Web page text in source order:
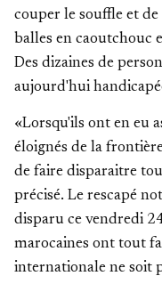
couper le souffle et de
balles en caoutchouc
Des dizaines de
aujourd'hui
«Lorsqu'ils ont en eu
éloignés de la
de faire disparaitre
précisé. Le rescapé
disparu ce vendredi
marocaines ont tout
internationale ne soit